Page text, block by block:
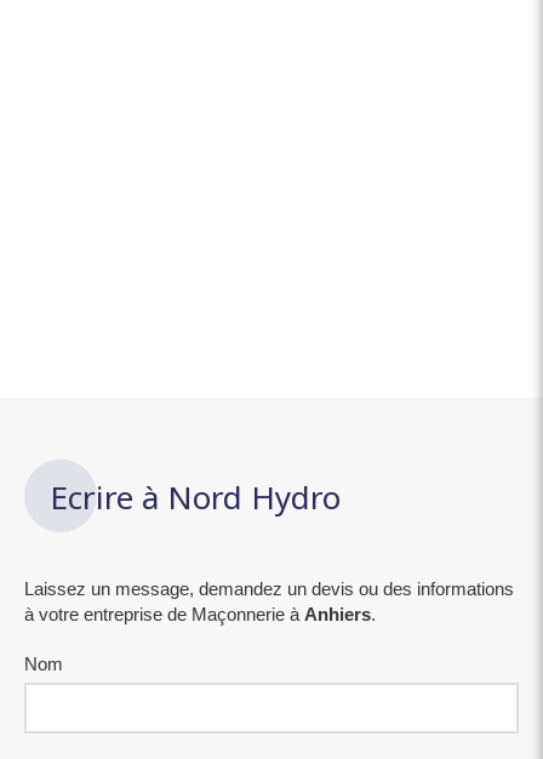
Ecrire à Nord Hydro
Laissez un message, demandez un devis ou des informations
à votre entreprise de Maçonnerie à Anhiers.
Nom